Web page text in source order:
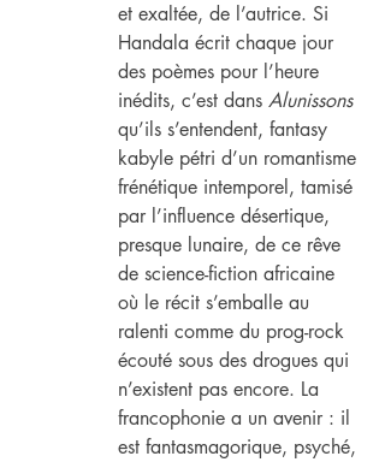
et exaltée, de l’autrice. Si
Handala écrit chaque jour
des poèmes pour l’heure
inédits, c’est dans Alunissons
qu’ils s’entendent, fantasy
kabyle pétri d’un romantisme
frénétique intemporel, tamisé
par l’influence désertique,
presque lunaire, de ce rêve
de science-fiction africaine
où le récit s’emballe au
ralenti comme du prog-rock
écouté sous des drogues qui
n’existent pas encore. La
francophonie a un avenir : il
est fantasmagorique, psyché,